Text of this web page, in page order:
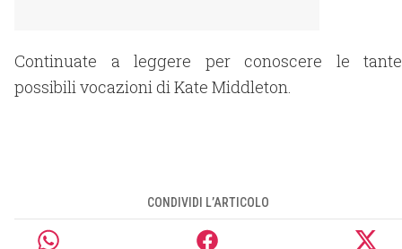
Continuate a leggere per conoscere le tante
possibili vocazioni di Kate Middleton.
CONDIVIDI L’ARTICOLO